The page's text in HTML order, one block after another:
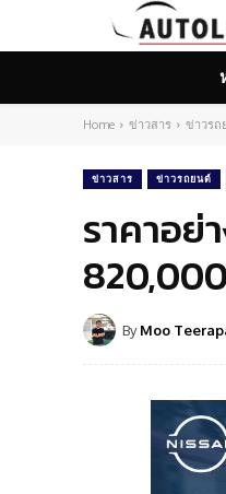
Home ข่าวสาร ข่าวรถ
ข่าวสาร ข่าวรถยนต์
ราคาอย่
By Moo